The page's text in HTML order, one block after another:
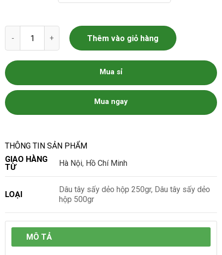
Dâu Tây Sấy Dẻo Dũng Hà số lượng
Thêm vào giỏ hàng
Mua sỉ
Mua ngay
THÔNG TIN SẢN PHẨM
GIAO HÀNG
TỪ
Hà Nội, Hồ Chí Minh
LOẠI
Dâu tây sấy dẻo hộp 250gr, Dâu tây sấy dẻo
hộp 500gr
MÔ TẢ